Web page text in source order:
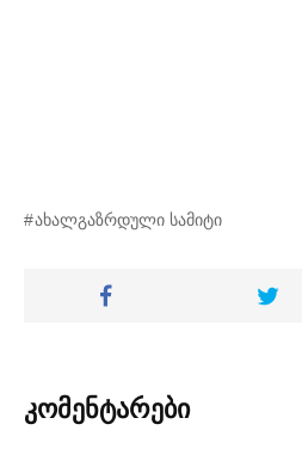
ახალგაზრდული სამიტი
კომენტარები